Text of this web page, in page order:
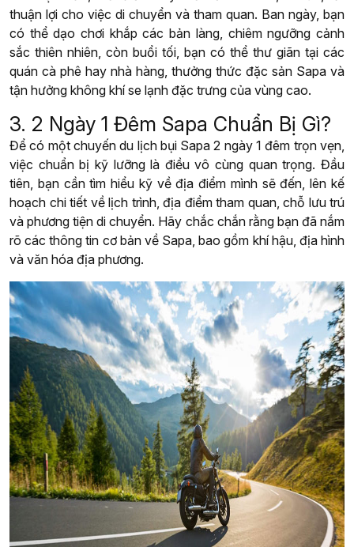
thuận lợi cho việc di chuyển và tham quan. Ban ngày, bạn
có thể dạo chơi khắp các bản làng, chiêm ngưỡng cảnh
sắc thiên nhiên, còn buổi tối, bạn có thể thư giãn tại các
quán cà phê hay nhà hàng, thưởng thức đặc sản Sapa và
tận hưởng không khí se lạnh đặc trưng của vùng cao.
3. 2 Ngày 1 Đêm Sapa Chuẩn Bị Gì?
Để có một chuyến du lịch bụi Sapa 2 ngày 1 đêm trọn vẹn,
việc chuẩn bị kỹ lưỡng là điều vô cùng quan trọng. Đầu
tiên, bạn cần tìm hiểu kỹ về địa điểm mình sẽ đến, lên kế
hoạch chi tiết về lịch trình, địa điểm tham quan, chỗ lưu trú
và phương tiện di chuyển. Hãy chắc chắn rằng bạn đã nắm
rõ các thông tin cơ bản về Sapa, bao gồm khí hậu, địa hình
và văn hóa địa phương.